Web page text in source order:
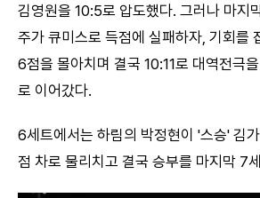
김영원을 10:5로 압도했다. 그러나 마지
주가 큐미스로 득점에 실패하자, 기회를
6점을 몰아치며 결국 10:11로 대역전극
로 이어갔다.
6세트에서는 하림의 박정현이 '스승' 김
점 차로 물리치고 결국 승부를 마지막 7